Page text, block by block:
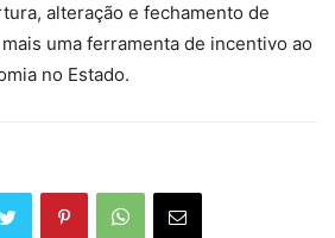
alteração e fechamento de
uma ferramenta de incentivo ao
no Estado.